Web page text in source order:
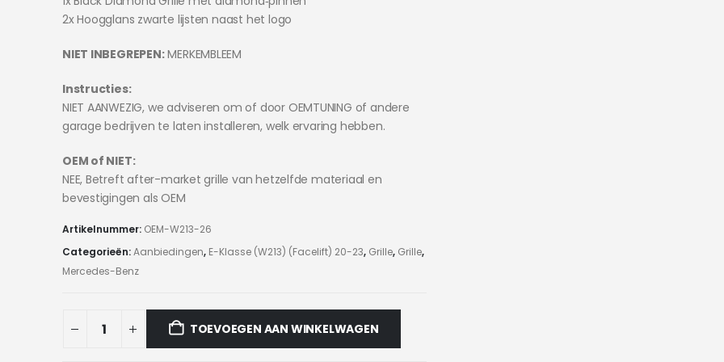
2x Hoogglans zwarte lijsten naast het logo
NIET INBEGREPEN:MERKEMBLEEM
Instructies:
NIET AANWEZIG, we adviseren om of door OEMTUNING of andere
garage bedrijven te laten installeren, welk ervaring hebben.
OEM of NIET:
NEE, Betreft after-market grille van hetzelfde materiaal en
bevestigingen als OEM
Artikelnummer: OEM-W213-26
Categorieën:Aanbiedingen, E-Klasse (W213) (Facelift) 20-23, Grille, Grille,
Mercedes-Benz
TOEVOEGEN AAN WINKELWAGEN